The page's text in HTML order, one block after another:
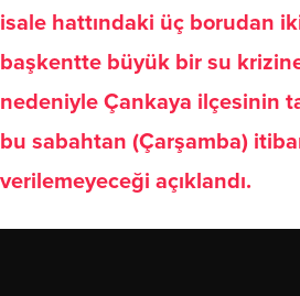
isale hattındaki üç borudan
başkentte büyük bir su
nedeniyle Çankaya ilçesinin
bu sabahtan (Çarşamba)
verilemeyeceği açıklandı.